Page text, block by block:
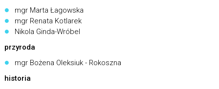
mgr Marta Łagowska
mgr Renata Kotlarek
Nikola Ginda-Wróbel
przyroda
mgr Bożena Oleksiuk - Rokoszna
historia